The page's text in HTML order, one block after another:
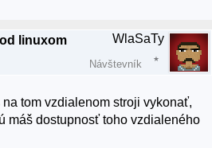
linuxom WlaSaTy
Návštevník
tom vzdialenom stroji vykonať,
máš dostupnosť toho vzdialeného